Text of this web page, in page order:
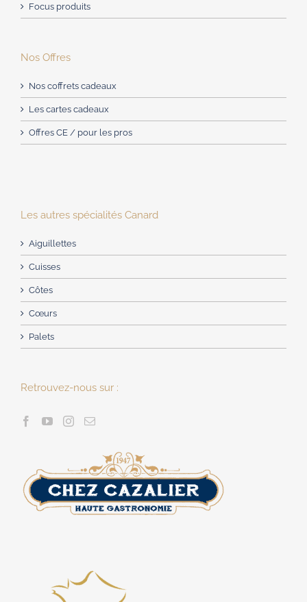
Focus produits
Nos Offres
Nos coffrets cadeaux
Les cartes cadeaux
Offres CE / pour les pros
Les autres spécialités Canard
Aiguillettes
Cuisses
Côtes
Cœurs
Palets
Retrouvez-nous sur :